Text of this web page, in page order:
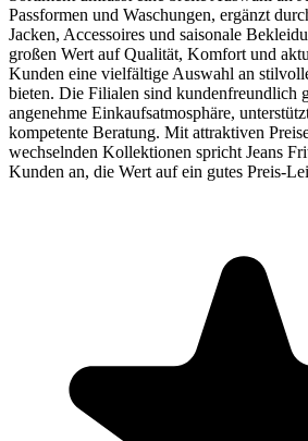
Passformen und Waschungen, ergänzt
Jacken, Accessoires und saisonale
großen Wert auf Qualität, Komfort und
Kunden eine vielfältige Auswahl an
bieten. Die Filialen sind kundenfreundlich
angenehme Einkaufsatmosphäre,
kompetente Beratung. Mit attraktiven
wechselnden Kollektionen spricht Jeans
Kunden an, die Wert auf ein gutes Preis-